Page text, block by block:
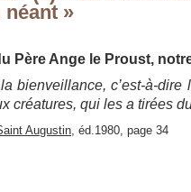
»
Père Ange le Proust,
bienveillance, c’est-à-
créatures, qui les a tirées
Augustin, éd.1980, page 34